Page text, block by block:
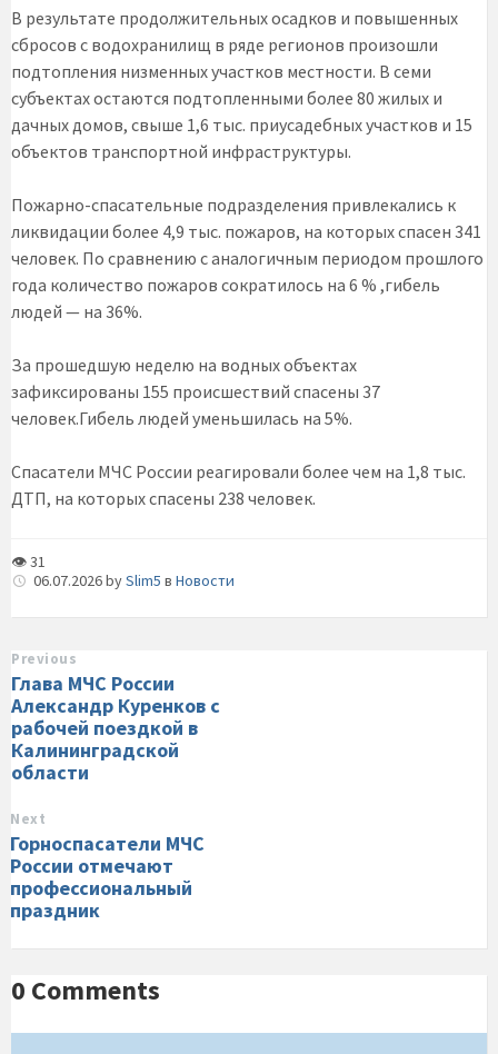
В результате продолжительных осадков и повышенных
сбросов с водохранилищ в ряде регионов произошли
подтопления низменных участков местности. В семи
субъектах остаются подтопленными более 80 жилых и
дачных домов, свыше 1,6 тыс. приусадебных участков и 15
объектов транспортной инфраструктуры.
Пожарно-спасательные подразделения привлекались к
ликвидации более 4,9 тыс. пожаров, на которых спасен 341
человек. По сравнению с аналогичным периодом прошлого
года количество пожаров сократилось на 6 % ,гибель
людей — на 36%.
За прошедшую неделю на водных объектах
зафиксированы 155 происшествий спасены 37
человек.Гибель людей уменьшилась на 5%.
Спасатели МЧС России реагировали более чем на 1,8 тыс.
ДТП, на которых спасены 238 человек.
👁 31
06.07.2026bySlim5 в Новости
Previous
Глава МЧС России
Александр Куренков с
рабочей поездкой в
Калининградской
области
Next
Горноспасатели МЧС
России отмечают
профессиональный
праздник
0 Comments